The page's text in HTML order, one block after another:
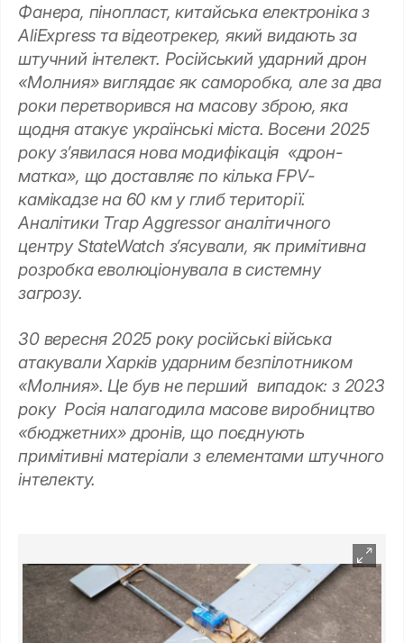
Фанера, пінопласт, китайська електроніка з
AliExpress та відеотрекер, який видають за
штучний інтелект. Російський ударний дрон
«Молния» виглядає як саморобка, але за два
роки перетворився на масову зброю, яка
щодня атакує українські міста. Восени 2025
року з’явилася нова модифікація «дрон-
матка», що доставляє по кілька FPV-
камікадзе на 60 км у глиб території.
Аналітики Trap Aggressor аналітичного
центру StateWatch з’ясували, як примітивна
розробка еволюціонувала в системну
загрозу.
30 вересня 2025 року російські війська
атакували Харків ударним безпілотником
«Молния». Це був не перший випадок: з 2023
року Росія налагодила масове виробництво
«бюджетних» дронів, що поєднують
примітивні матеріали з елементами штучного
інтелекту.